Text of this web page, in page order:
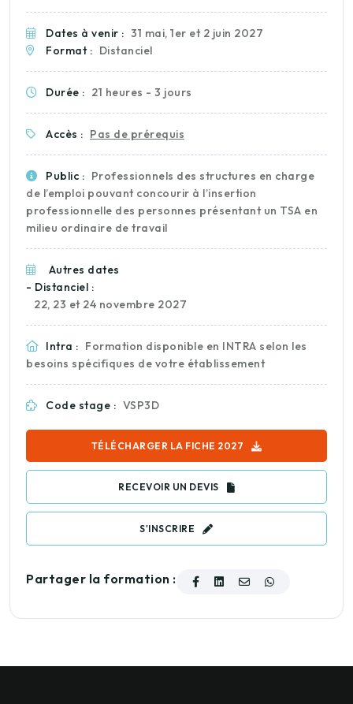
Dates à venir : 31 mai, 1er et 2 juin 2027
Format : Distanciel
Durée : 21 heures - 3 jours
Accès : Pas de prérequis
Public : Professionnels des structures en charge
de l’emploi pouvant concourir à l’insertion
professionnelle des personnes présentant un TSA en
milieu ordinaire de travail
Autres dates
- Distanciel :
22, 23 et 24 novembre 2027
Intra : Formation disponible en INTRA selon les
besoins spécifiques de votre établissement
Code stage : VSP3D
TÉLÉCHARGER LA FICHE 2027
RECEVOIR UN DEVIS
S'INSCRIRE
Partager la formation :